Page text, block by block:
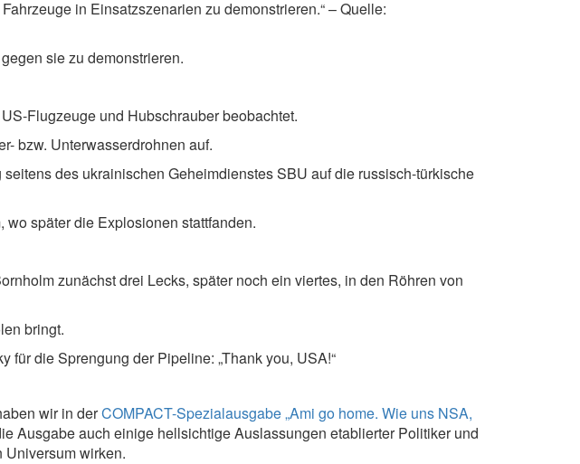
in Einsatzszenarien zu demonstrieren.“ – Quelle:
sie zu demonstrieren.
Flugzeuge und Hubschrauber beobachtet.
bzw. Unterwasserdrohnen auf.
des ukrainischen Geheimdienstes SBU auf die russisch-türkische
später die Explosionen stattfanden.
zunächst drei Lecks, später noch ein viertes, in den Röhren von
bringt.
die Sprengung der Pipeline: „Thank you, USA!“
wir in derCOMPACT-Spezialausgabe „Ami go home. Wie uns NSA,
Ausgabe auch einige hellsichtige Auslassungen etablierter Politiker und
Universum wirken.